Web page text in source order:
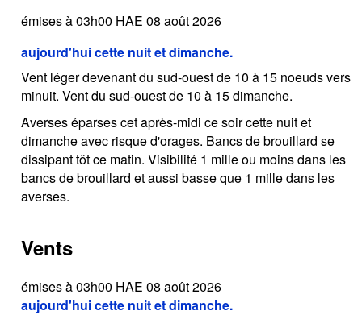
émises à 03h00 HAE 08 août 2026
aujourd'hui cette nuit et dimanche.
Vent léger devenant du sud-ouest de 10 à 15 noeuds vers
minuit. Vent du sud-ouest de 10 à 15 dimanche.
Averses éparses cet après-midi ce soir cette nuit et
dimanche avec risque d'orages. Bancs de brouillard se
dissipant tôt ce matin. Visibilité 1 mille ou moins dans les
bancs de brouillard et aussi basse que 1 mille dans les
averses.
Vents
émises à 03h00 HAE 08 août 2026
aujourd'hui cette nuit et dimanche.